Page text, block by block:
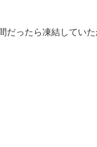
だったら凍結してい